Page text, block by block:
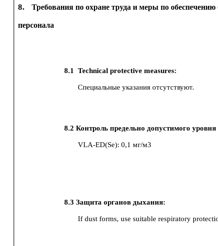
8. Требования по охране труда и меры по обеспечению
персонала
8.1 Technical protective measures:
Специальные указания отсутствуют.
8.2 Контроль предельно допустимого уровня
VLA-ED(Se):0,1 мг/м3
8.3 Защита органов дыхания:
If dust forms, use suitable respiratory